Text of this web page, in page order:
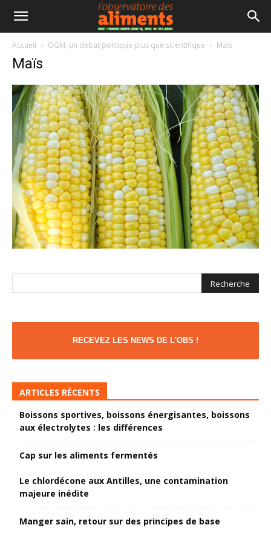
Accueil OGM, un débat politique plus que scientifique Maïs
Maïs
RECEVEZ LES NEWS DE L'OBS !
ARTICLES RÉCENTS
Boissons sportives, boissons énergisantes, boissons
aux électrolytes : les différences
Cap sur les aliments fermentés
Le chlordécone aux Antilles, une contamination
majeure inédite
Manger sain, retour sur des principes de base